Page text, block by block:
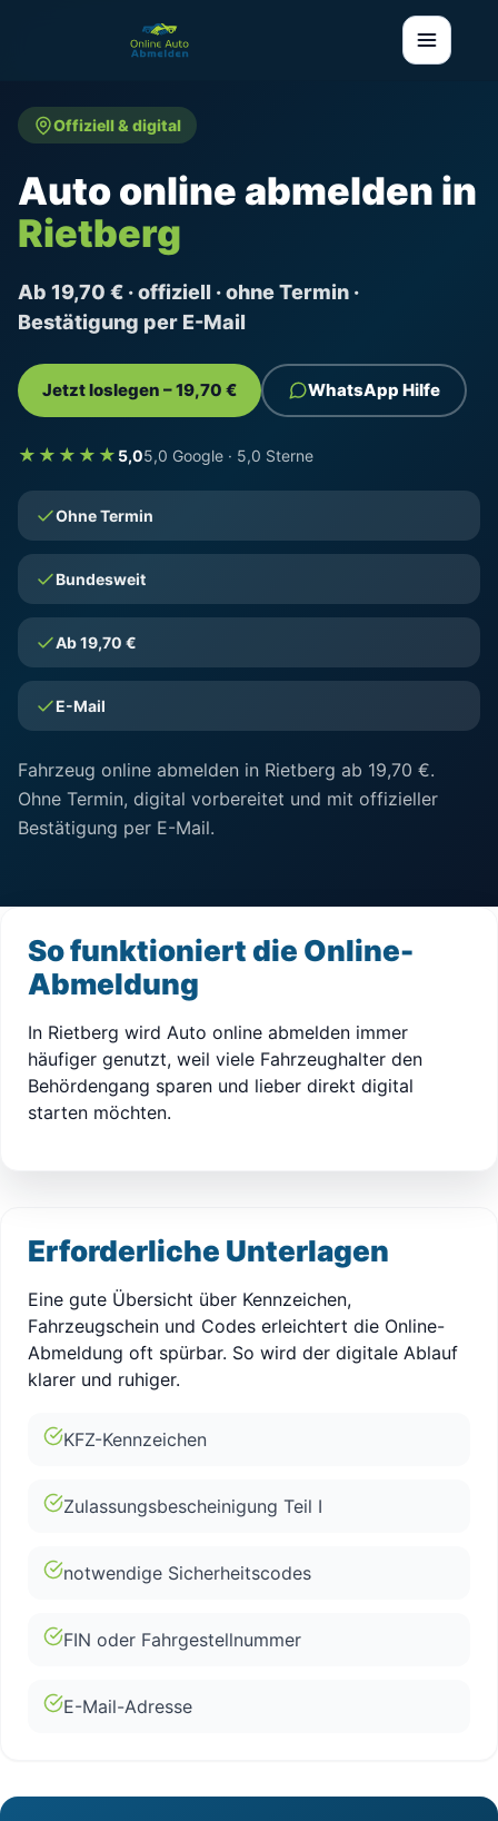
Offiziell & digital
Auto online abmelden in
Rietberg
Ab 19,70 € · offiziell · ohne Termin ·
Bestätigung per E-Mail
Jetzt loslegen – 19,70 € WhatsApp Hilfe
★★★★★ 5,05,0 Google · 5,0 Sterne
Ohne Termin
Bundesweit
Ab 19,70 €
E-Mail
Fahrzeug online abmelden in Rietberg ab 19,70 €.
Ohne Termin, digital vorbereitet und mit offizieller
Bestätigung per E-Mail.
So funktioniert die Online-
Abmeldung
In Rietberg wird Auto online abmelden immer
häufiger genutzt, weil viele Fahrzeughalter den
Behördengang sparen und lieber direkt digital
starten möchten.
Erforderliche Unterlagen
Eine gute Übersicht über Kennzeichen,
Fahrzeugschein und Codes erleichtert die Online-
Abmeldung oft spürbar. So wird der digitale Ablauf
klarer und ruhiger.
KFZ-Kennzeichen
Zulassungsbescheinigung Teil I
notwendige Sicherheitscodes
FIN oder Fahrgestellnummer
E-Mail-Adresse